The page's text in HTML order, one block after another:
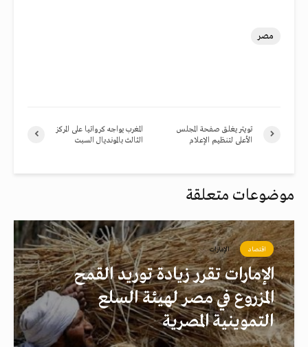
مصر
المغرب يواجه كرواتيا على المركز
الثالث بالمونديال السبت
تويتر يغلق صفحة المجلس
الأعلى لتنظيم الإعلام
موضوعات متعلقة
اقتصاد الإمارات
الإمارات تقرر زيادة توريد القمح
المزروع في مصر لهيئة السلع
التموينية المصرية